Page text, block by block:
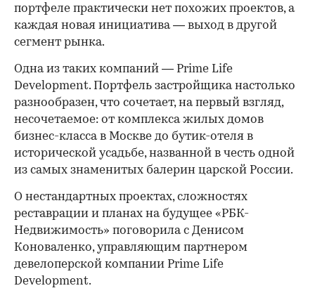
портфеле практически нет похожих проектов, а
каждая новая инициатива — выход в другой
сегмент рынка.
Одна из таких компаний — Prime Life
Development. Портфель застройщика настолько
разнообразен, что сочетает, на первый взгляд,
несочетаемое: от комплекса жилых домов
бизнес-класса в Москве до бутик-отеля в
исторической усадьбе, названной в честь одной
из самых знаменитых балерин царской России.
О нестандартных проектах, сложностях
реставрации и планах на будущее «РБК-
Недвижимость» поговорила с Денисом
Коноваленко, управляющим партнером
девелоперской компании Prime Life
Development.